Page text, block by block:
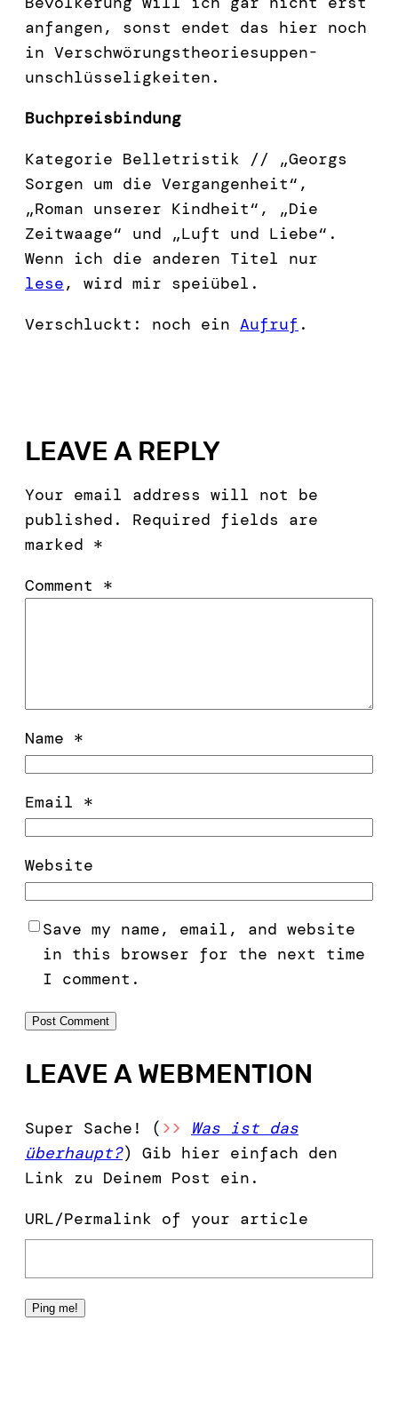
anfangen, sonst endet das hier noch
in Verschwörungstheoriesuppen-
unschlüsseligkeiten.
Buchpreisbindung
Kategorie Belletristik // „Georgs
Sorgen um die Vergangenheit“,
„Roman unserer Kindheit“, „Die
Zeitwaage“ und „Luft und Liebe“.
Wenn ich die anderen Titel nur
lese, wird mir speiübel.
Verschluckt: noch ein Aufruf .
LEAVE A REPLY
Your email address will not be
published.
Required fields are
marked *
Comment *
Name *
Email *
Website
Save my name, email, and website
in this browser for the next time
I comment.
LEAVE A WEBMENTION
Super Sache! ( >>
Was ist das
überhaupt?) Gib hier einfach den
Link zu Deinem Post ein.
URL/Permalink of your article